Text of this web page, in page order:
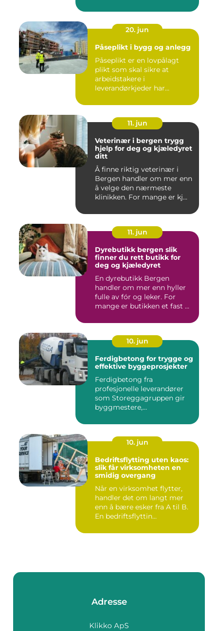
20. jun
Påseplikt i bygg og anlegg
Påseplikt er en lovpålagt
plikt som skal sikre at
arbeidstakere i
leverandørkjeder har
11. jun
Veterinær i bergen trygg
hjelp for deg og kjæledyret
ditt
Å finne riktig veterinær i
Bergen handler om mer enn
å velge den nærmeste
klinikken. For mange er kj...
11. jun
Dyrebutikk bergen slik
finner du rett butikk for
deg og kjæledyret
En dyrebutikk Bergen
handler om mer enn hyller
fulle av fór og leker. For
mange er butikken et fast ...
10. jun
Ferdigbetong for trygge og
effektive byggeprosjekter
Ferdigbetong fra
profesjonelle leverandører
som Storeggagruppen gir
byggmestere,
10. jun
Bedriftsflytting uten kaos:
slik får virksomheten en
smidig overgang
Når en virksomhet flytter,
handler det om langt mer
enn å bære esker fra A til B.
En bedriftsflyttin...
Adresse